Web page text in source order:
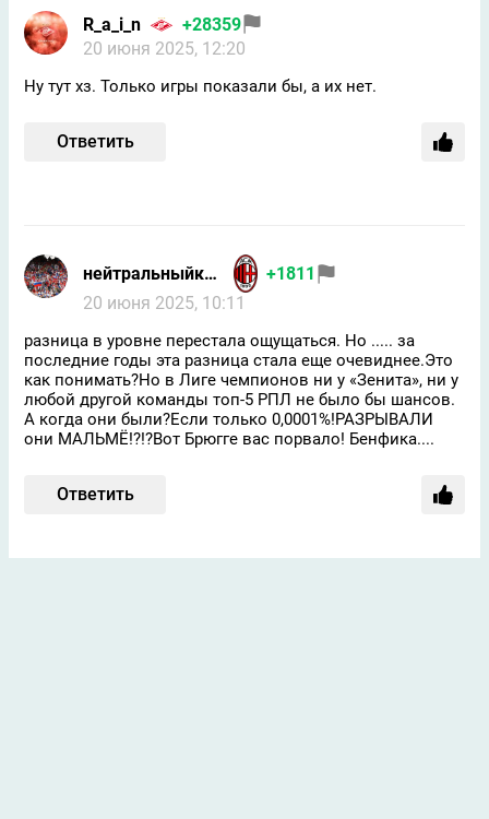
R_a_i_n
+28359
20 июня 2025, 12:20
Ну тут хз. Только игры показали бы, а их нет.
Ответить
нейтральныйкакникто
+1811
20 июня 2025, 10:11
разница в уровне перестала ощущаться. Но ..... за
последние годы эта разница стала еще очевиднее.Это
как понимать?Но в Лиге чемпионов ни у «Зенита», ни у
любой другой команды топ-5 РПЛ не было бы шансов.
А когда они были?Если только 0,0001%!РАЗРЫВАЛИ
они МАЛЬМЁ!?!?Вот Брюгге вас порвало! Бенфика....
Ответить